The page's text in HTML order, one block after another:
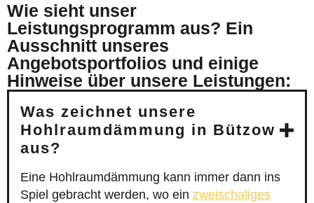
Wie sieht unser
Leistungsprogramm aus? Ein
Ausschnitt unseres
Angebotsportfolios und einige
Hinweise über unsere Leistungen:
Was zeichnet unsere
Hohlraumdämmung in Bützow
aus?
Eine Hohlraumdämmung kann immer dann ins
Spiel gebracht werden, wo ein zweischaliges